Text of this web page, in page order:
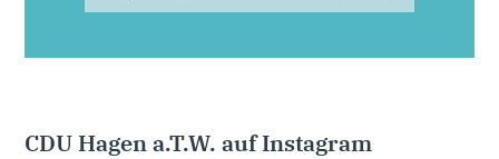
CDU Hagen a.T.W. auf Instagram